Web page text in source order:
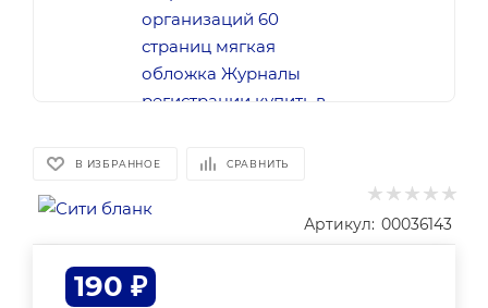
В ИЗБРАННОЕ СРАВНИТЬ
Артикул: 00036143
190 ₽